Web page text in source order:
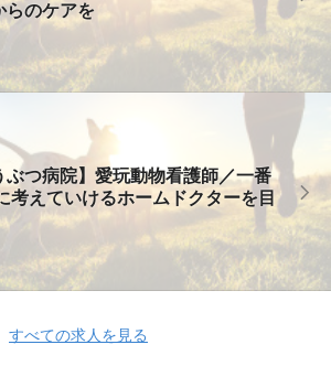
らのケアを
ぶつ病院】愛玩動物看護師／一番
考えていけるホームドクターを目
すべての求人を見る